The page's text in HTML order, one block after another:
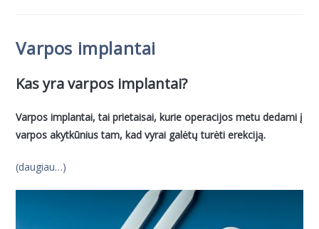
Varpos implantai
Kas yra varpos implantai?
Varpos implantai, tai prietaisai, kurie operacijos metu dedami į
varpos akytkūnius tam, kad vyrai galėtų turėti erekciją.
(daugiau…)